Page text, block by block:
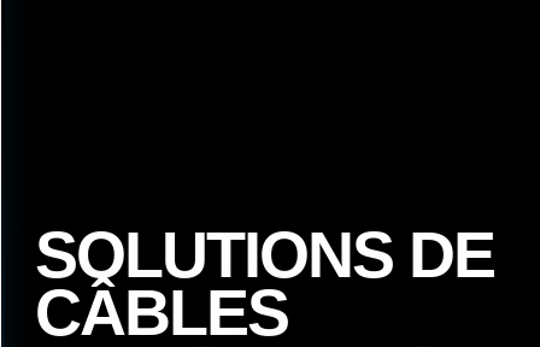
SOLUTIONS DE
CÂBLES